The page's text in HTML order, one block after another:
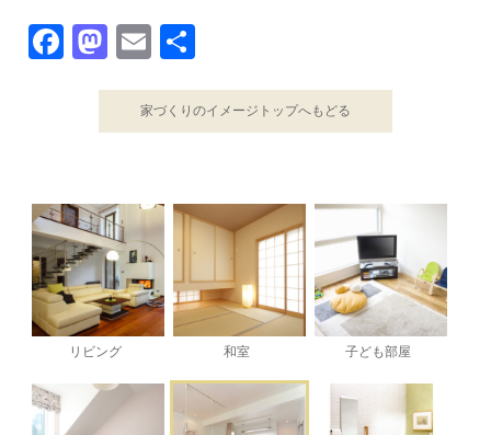
Facebook
Mastodon
Email
家づくりのイメージトップへもどる
リビング 和室 子ども部屋